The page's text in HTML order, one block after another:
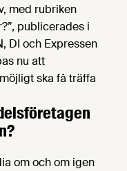
med rubriken
publicerades i
DI och Expressen
nu att
ska få träffa
om och om igen